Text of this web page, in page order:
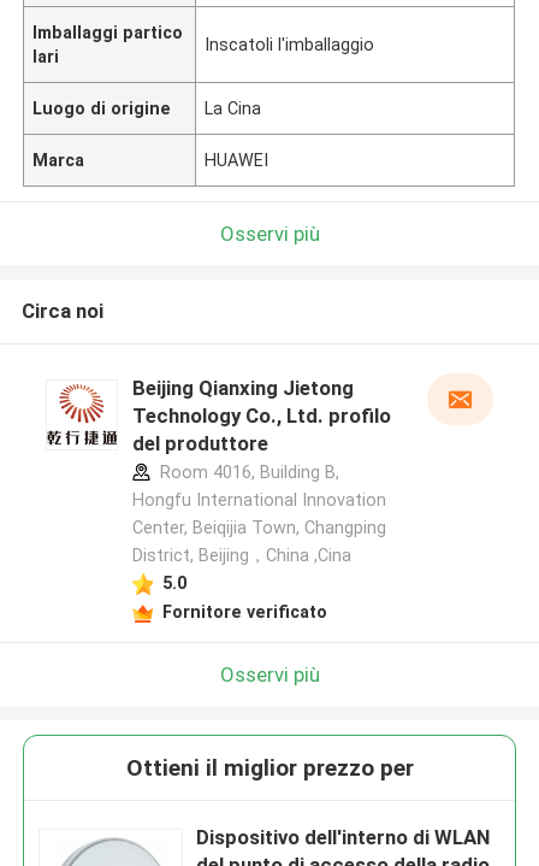
Imballaggi partico
lari
Inscatoli l'imballaggio
Luogo di origine La Cina
Marca HUAWEI
Osservi più
Circa noi
Beijing Qianxing Jietong
Technology Co., Ltd. profilo
del produttore
Room 4016, Building B,
Hongfu International Innovation
Center, Beiqijia Town, Changping
District, Beijing，China ,Cina
5.0
Fornitore verificato
Osservi più
Ottieni il miglior prezzo per
Dispositivo dell'interno di WLAN